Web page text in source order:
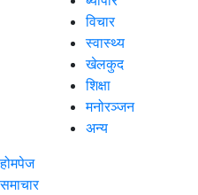
विचार
स्वास्थ्य
खेलकुद
शिक्षा
मनोरञ्जन
अन्य
होमपेज
समाचार